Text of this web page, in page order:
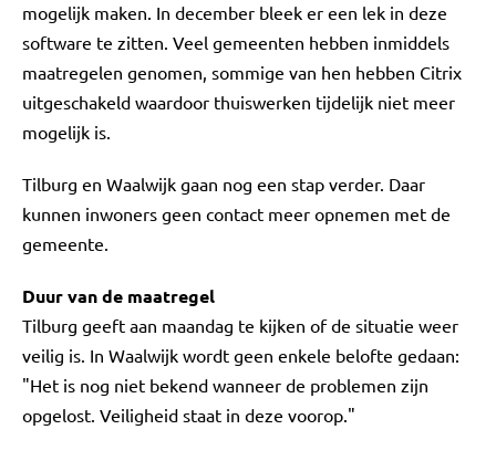
mogelijk maken. In december bleek er een lek in deze
software te zitten. Veel gemeenten hebben inmiddels
maatregelen genomen, sommige van hen hebben Citrix
uitgeschakeld waardoor thuiswerken tijdelijk niet meer
mogelijk is.
Tilburg en Waalwijk gaan nog een stap verder. Daar
kunnen inwoners geen contact meer opnemen met de
gemeente.
Duur van de maatregel
Tilburg geeft aan maandag te kijken of de situatie weer
veilig is. In Waalwijk wordt geen enkele belofte gedaan:
"Het is nog niet bekend wanneer de problemen zijn
opgelost. Veiligheid staat in deze voorop."